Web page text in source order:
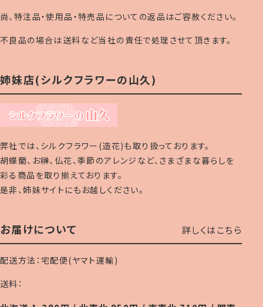
尚、特注品・使用品・特売品についての返品はご容赦ください。
不良品の場合は送料など当社の責任で処理させて頂きます。
姉妹店(シルクフラワーの山久)
弊社では、シルクフラワー(造花)も取り扱っております。
胡蝶蘭、お榊、仏花、季節のアレンジなど、さまざまな暮らしを
彩る商品を取り揃えております。
是非、姉妹サイトにもお越しください。
お届けについて 詳しくはこちら
配送方法：宅配便(ヤマト運輸)
送料：